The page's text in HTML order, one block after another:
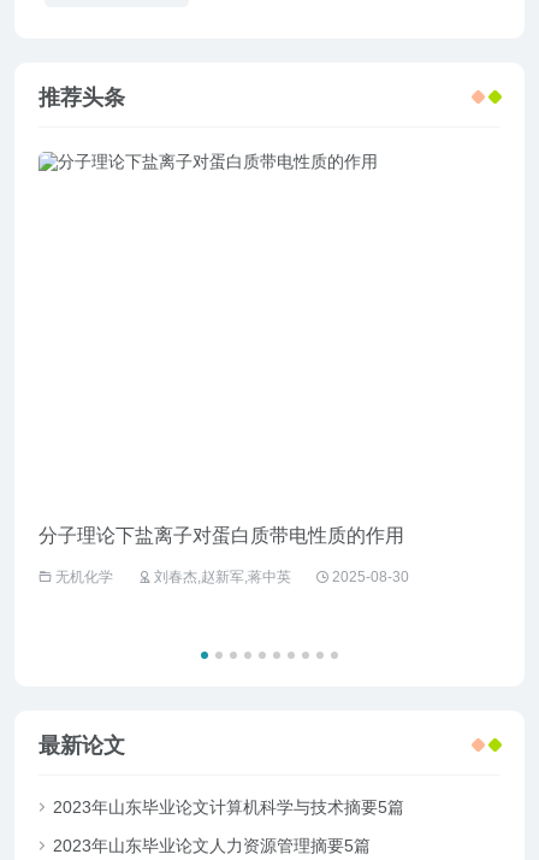
推荐头条
分子理论下盐离子对蛋白质带电性质的作用
无机化学 刘春杰,赵新军,蒋中英 2025-08-30
最新论文
2023年山东毕业论文计算机科学与技术摘要5篇
2023年山东毕业论文人力资源管理摘要5篇